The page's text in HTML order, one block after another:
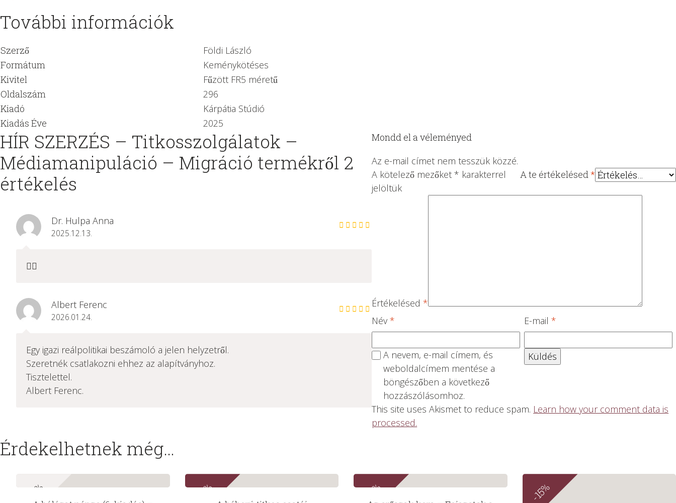
További információk
Szerző
Földi László
Formátum
Keménykötéses
Kivitel
Fűzött FR5 méretű
Oldalszám
296
Kiadó
Kárpátia Stúdió
Kiadás Éve
2025
HÍR SZERZÉS – Titkosszolgálatok –
Médiamanipuláció – Migráció termékről 2
értékelés
Dr. Hulpa Anna
2025.12.13.
👍🏻
Albert Ferenc
2026.01.24.
Egy igazi reálpolitikai beszámoló a jelen helyzetről.
Szeretnék csatlakozni ehhez az alapítványhoz.
Tisztelettel.
Albert Ferenc.
Mondd el a véleményed
Az e-mail címet nem tesszük közzé.
A kötelező mezőket* karakterrel
jelöltük
A te értékelésed*
Értékelésed*
Név* E-mail *
A nevem, e-mail címem, és
weboldalcímem mentése a
böngészőben a következő
hozzászólásomhoz.
This site uses Akismet to reduce spam. Learn how your comment data is
processed.
Érdekelhetnek még…
-15% -15% -15% -15%